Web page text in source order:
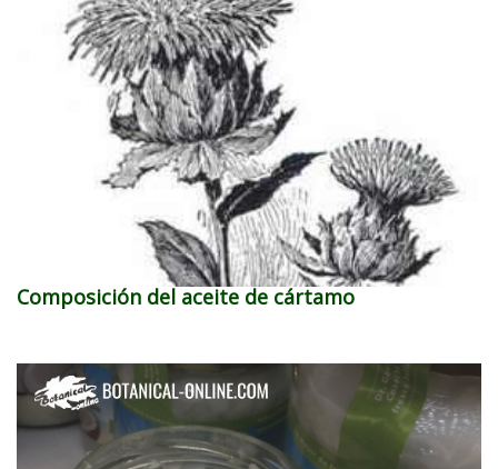
Composición del aceite de cártamo